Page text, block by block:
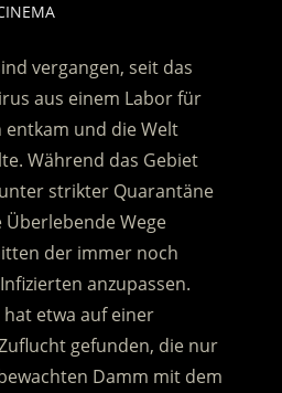
vergangen, seit das
aus einem Labor für
und die Welt
Während das Gebiet
strikter Quarantäne
Wege
der immer noch
anzupassen.
etwa auf einer
gefunden, die nur
Damm mit dem